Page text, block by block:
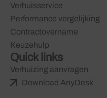
Verhuisservice
Performance vergelijking
Contractovername
Keuzehulp
Quick links
Verhuizing aanvragen
Download AnyDesk